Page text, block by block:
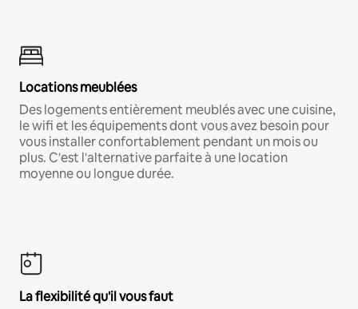
Locations meublées
Des logements entièrement meublés avec une cuisine,
le wifi et les équipements dont vous avez besoin pour
vous installer confortablement pendant un mois ou
plus. C'est l'alternative parfaite à une location
moyenne ou longue durée.
La flexibilité qu'il vous faut